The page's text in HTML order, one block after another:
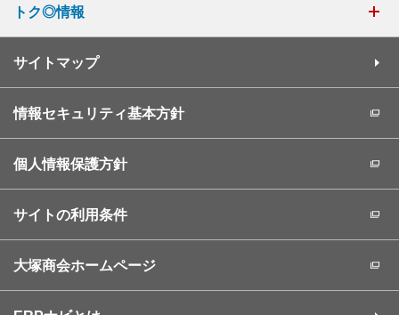
トク◎情報
サイトマップ
情報セキュリティ基本方針
個人情報保護方針
サイトの利用条件
大塚商会ホームページ